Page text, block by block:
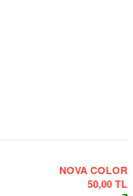
NOVA COLOR
50,00 TL